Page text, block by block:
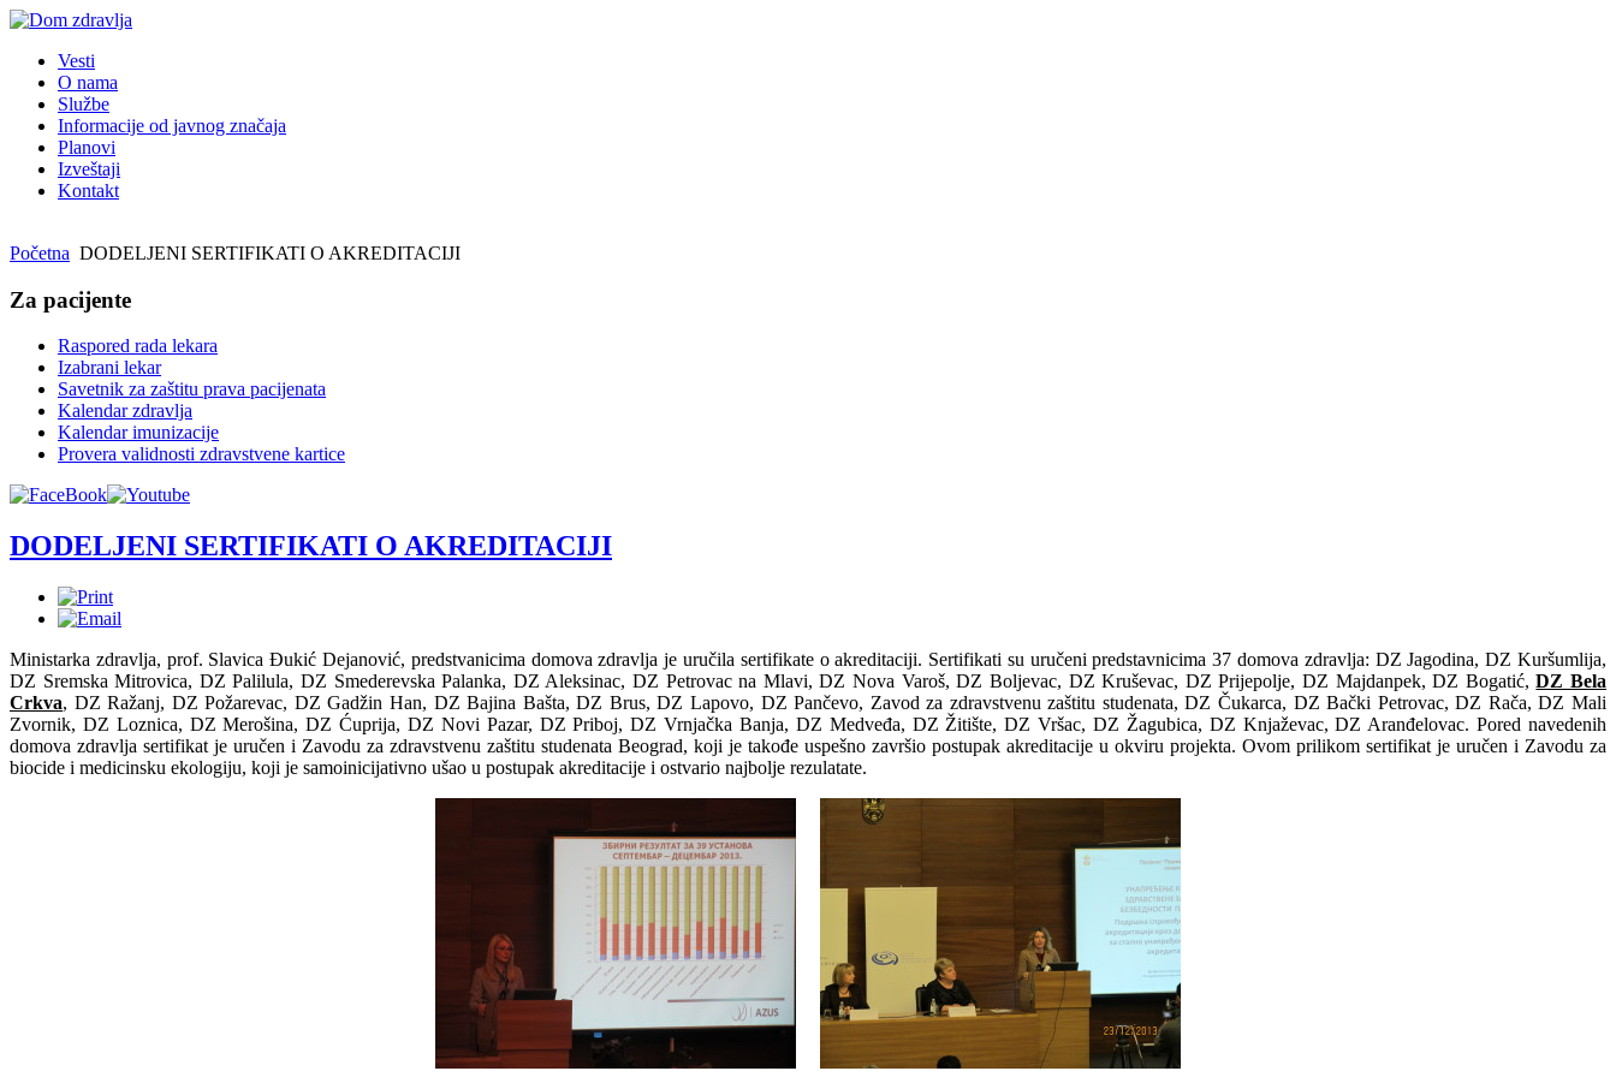
Vesti
O nama
Službe
Informacije od javnog značaja
Planovi
Izveštaji
Kontakt
Početna DODELJENI SERTIFIKATI O AKREDITACIJI
Za pacijente
Raspored rada lekara
Izabrani lekar
Savetnik za zaštitu prava pacijenata
Kalendar zdravlja
Kalendar imunizacije
Provera validnosti zdravstvene kartice
DODELJENI SERTIFIKATI O AKREDITACIJI
Ministarka zdravlja, prof. Slavica Đukić Dejanović, predstvanicima domova zdravlja je uručila sertifikate o akreditaciji. Sertifikati su uručeni predstavnicima 37 domova zdravlja: DZ Jagodina, DZ Kuršumlija,
DZ Sremska Mitrovica, DZ Palilula, DZ Smederevska Palanka, DZ Aleksinac, DZ Petrovac na Mlavi, DZ Nova Varoš, DZ Boljevac, DZ Kruševac, DZ Prijepolje, DZ Majdanpek, DZ Bogatić,DZ Bela
Crkva, DZ Ražanj, DZ Požarevac, DZ Gadžin Han, DZ Bajina Bašta, DZ Brus, DZ Lapovo, DZ Pančevo, Zavod za zdravstvenu zaštitu studenata, DZ Čukarca, DZ Bački Petrovac, DZ Rača, DZ Mali
Zvornik, DZ Loznica, DZ Merošina, DZ Ćuprija, DZ Novi Pazar, DZ Priboj, DZ Vrnjačka Banja, DZ Medveđa, DZ Žitište, DZ Vršac, DZ Žagubica, DZ Knjaževac, DZ Aranđelovac. Pored navedenih
domova zdravlja sertifikat je uručen i Zavodu za zdravstvenu zaštitu studenata Beograd, koji je takođe uspešno završio postupak akreditacije u okviru projekta. Ovom prilikom sertifikat je uručen i Zavodu za
biocide i medicinsku ekologiju, koji je samoinicijativno ušao u postupak akreditacije i ostvario najbolje rezulatate.